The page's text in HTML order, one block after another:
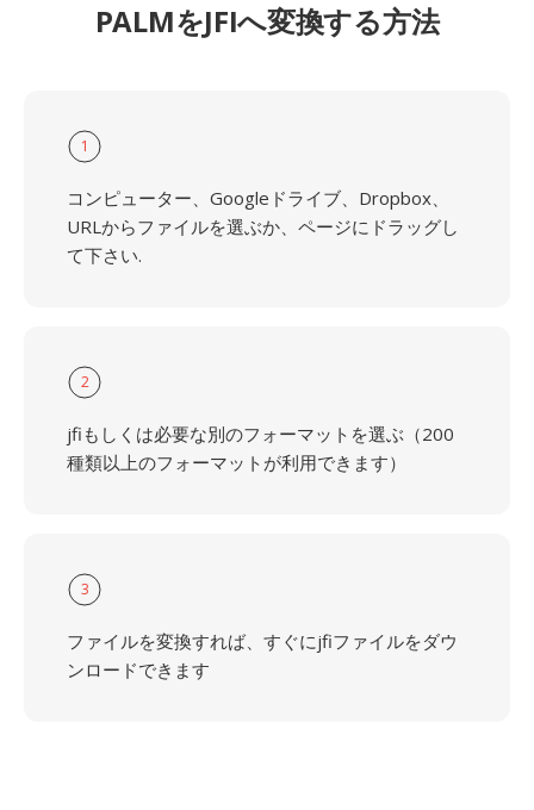
PALMをJFIへ変換する方法
1
コンピューター、Googleドライブ、Dropbox、
URLからファイルを選ぶか、ページにドラッグし
て下さい.
2
jfiもしくは必要な別のフォーマットを選ぶ（200
種類以上のフォーマットが利用できます）
3
ファイルを変換すれば、すぐにjfiファイルをダウ
ンロードできます